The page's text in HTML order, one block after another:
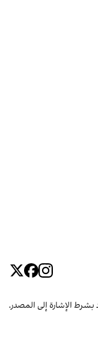
الإشارة إلى المصدر.